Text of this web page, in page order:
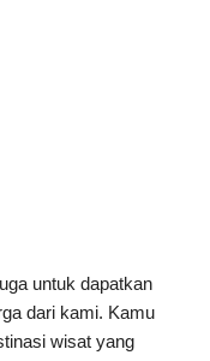
untuk dapatkan
dari kami. Kamu
wisat yang